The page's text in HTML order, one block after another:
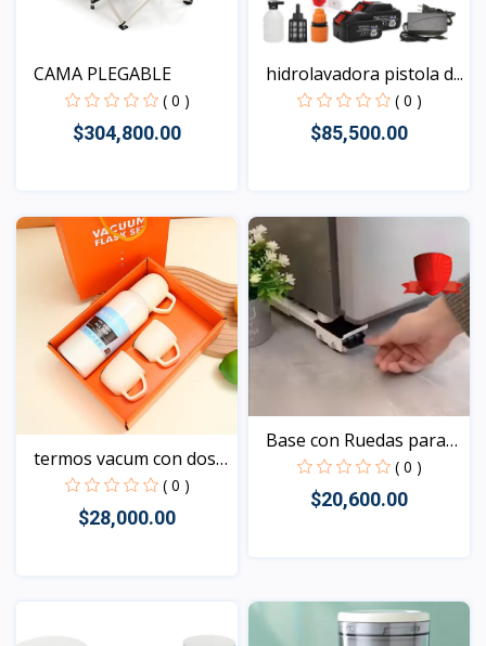
CAMA PLEGABLE
( 0 )
$304,800.00
Vista
hidrolavadora pistola d...
( 0 )
$85,500.00
Vista
termos vacum con dos
( 0 )
$28,000.00
Base con Ruedas para
( 0 )
$20,600.00